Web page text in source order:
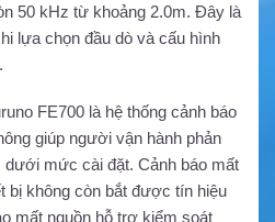
50 kHz từ khoảng 2.0m. Đây là
lựa chọn đầu dò và cấu hình
FE700 là hệ thống cảnh báo
giúp người vận hành phản
mức cài đặt. Cảnh báo mất
bị không còn bắt được tín hiệu
mất nguồn hỗ trợ kiểm soát